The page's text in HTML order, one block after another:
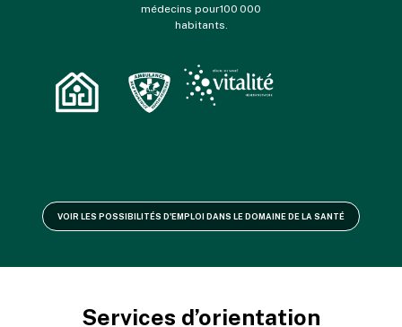
médecins pour100 000
habitants.
VOIR LES POSSIBILITÉS D'EMPLOI DANS LE DOMAINE DE LA SANTÉ
Services d’orientation